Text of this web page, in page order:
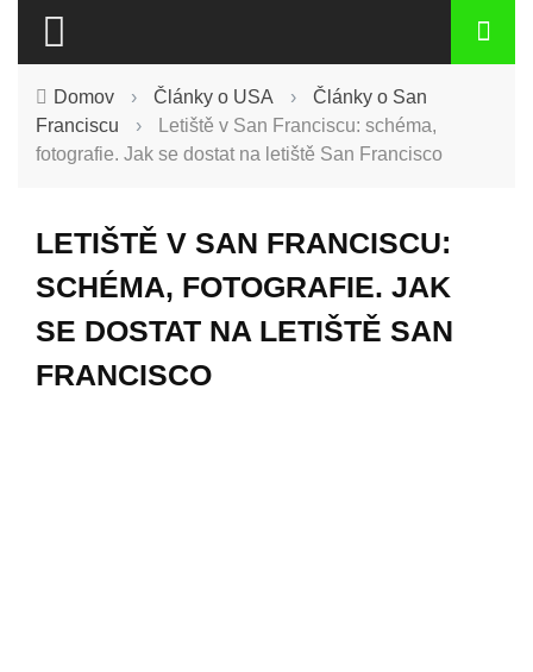
Domov › Články o USA ›
Články o San
Franciscu
›
Letiště v San Franciscu: schéma,
fotografie. Jak se dostat na letiště San Francisco
LETIŠTĚ V SAN FRANCISCU:
SCHÉMA, FOTOGRAFIE. JAK
SE DOSTAT NA LETIŠTĚ SAN
FRANCISCO